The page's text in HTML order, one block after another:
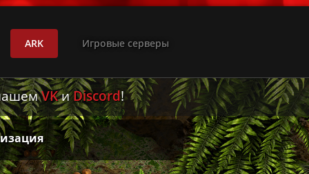
ARK Игровые серверы
VKиDiscord!